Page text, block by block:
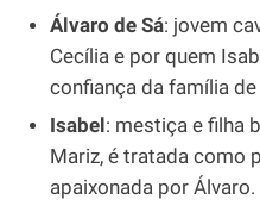
Álvaro de Sá: jovem
Cecília e por quem
confiança da família
Isabel: mestiça e filha
Mariz, é tratada como
apaixonada por Álvaro.